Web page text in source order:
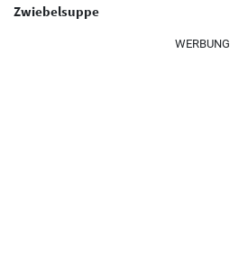
Zwiebelsuppe
WERBUNG